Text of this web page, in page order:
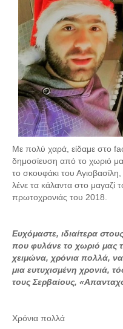
Με πολύ χαρά, είδαμε στο
δημοσίευση από το χωριό
το σκουφάκι του
λένε τα κάλαντα στο μαγαζί
πρωτοχρονιάς του 2018.
Ευχόμαστε, ιδιαίτερα
που φυλάνε το χωριό μας
χειμώνα, χρόνια πολλά, να
μια ευτυχισμένη χρονιά,
τους Σερβαίους,
Χρόνια πολλά